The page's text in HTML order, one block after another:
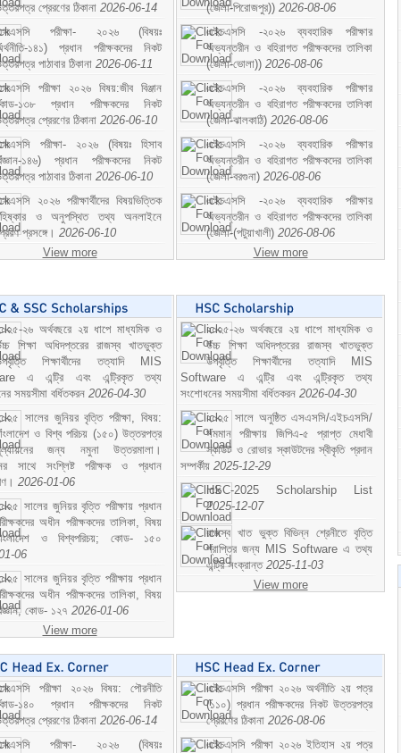
প্রেরণের ঠিকানা 2026-06-14
পরীক্ষা- ২০২৬ (বিষয়ঃ
১৪১) প্রধান পরীক্ষকদের নিকট
পাঠাবার ঠিকানা 2026-06-11
পরীক্ষা ২০২৬ বিষয়:জীব বিঞ্জান
১৩৮ প্রধান পরীক্ষকদের নিকট
প্রেরণের ঠিকানা 2026-06-10
পরীক্ষা- ২০২৬ (বিষয়ঃ হিসাব
১৪৬) প্রধান পরীক্ষকদের নিকট
পাঠাবার ঠিকানা 2026-06-10
২০২৬ পরীক্ষার্থীদের বিষয়ভিত্তিক
ও অনুপস্থিত তথ্য অনলাইনে
প্রসঙ্গে। 2026-06-10
View more
(জেলা-পিরোজপুর)) 2026-08-06
এইচএসসি -২০২৬ ব্যবহারিক পরীক্ষার
অভ্যন্তরীন ও বহিরাগত পরীক্ষকদের তালিকা
(জেলা-ভোলা)) 2026-08-06
এইচএসসি -২০২৬ ব্যবহারিক পরীক্ষার
অভ্যন্তরীন ও বহিরাগত পরীক্ষকদের তালিকা
(জেলা-ঝালকাঠি) 2026-08-06
এইচএসসি -২০২৬ ব্যবহারিক পরীক্ষার
অভ্যন্তরীন ও বহিরাগত পরীক্ষকদের তালিকা
(জেলা-বরগুনা) 2026-08-06
এইচএসসি -২০২৬ ব্যবহারিক পরীক্ষার
অভ্যন্তরীন ও বহিরাগত পরীক্ষকদের তালিকা
(জেলা-(পটুয়াখালী) 2026-08-06
View more
২৬ অর্থবছরে ২য় ধাপে মাধ্যমিক ও
শিক্ষা অধিদপ্তরের রাজস্ব খাতভুক্ত
শিক্ষার্থীদের তত্যাদি MIS
এ এন্ট্রি এবং এন্ট্রিকৃত তথ্য
সময়সীমা বর্ধিতকরন 2026-04-30
সালের জুনিয়র বৃত্তি পরীক্ষা, বিষয়:
ও বিশ্ব পরিচয় (১৫০) উত্তরপত্র
জন্য নমুনা উত্তরমালা।
সাথে সংশ্লিষ্ট পরীক্ষক ও প্রধান
2026-01-06
সালের জুনিয়র বৃত্তি পরীক্ষায় প্রধান
অধীন পরীক্ষকদের তালিকা, বিষয়
ও বিশ্বপরিচয়; কোড- ১৫০
06
সালের জুনিয়র বৃত্তি পরীক্ষায় প্রধান
অধীন পরীক্ষকদের তালিকা, বিষয়
কোড- ১২৭ 2026-01-06
View more
২০২৫-২৬ অর্থবছরে ২য় ধাপে মাধ্যমিক ও
উচ্চ শিক্ষা অধিদপ্তরের রাজস্ব খাতভুক্ত
উপবৃত্তি শিক্ষার্থীদের তত্যাদি MIS
Software এ এন্ট্রি এবং এন্ট্রিকৃত তথ্য
সংশোধনের সময়সীমা বর্ধিতকরন 2026-04-30
২০২৫ সালে অনুষ্ঠিত এসএসসি/এইচএসসি/
সমমান পরীক্ষায় জিপিএ-৫ প্রাপ্ত মেধাবী
স্কাউট ও রোভার স্কাউটদের স্বীকৃতি প্রদান
সম্পর্কীয় 2025-12-29
HSC-2025 Scholarship List
2025-12-07
রাজস্ব খাত ভুক্ত বিভিন্ন শ্রেনীতে বৃত্তি
প্রাপ্তির জন্য MIS Software এ তথ্য
এন্ট্রি সংক্রান্ত 2025-11-03
View more
পরীক্ষা ২০২৬ বিষয়: পৌরনীতি
১৪০ প্রধান পরীক্ষকদের নিকট
প্রেরণের ঠিকানা 2026-06-14
পরীক্ষা- ২০২৬ (বিষয়ঃ
এইচএসসি পরীক্ষা ২০২৬ অর্থনীতি ২য় পত্র
(১১০) প্রধান পরীক্ষকদের নিকট উত্তরপত্র
প্রেরণের ঠিকানা 2026-08-06
এইচএসসি পরীক্ষা ২০২৬ ইতিহাস ২য় পত্র